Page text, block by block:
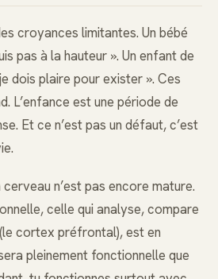
croyances limitantes. Un bébé
pas à la hauteur ». Un enfant de
dois plaire pour exister ». Ces
L’enfance est une période de
Et ce n’est pas un défaut, c’est
n’est pas encore mature.
celle qui analyse, compare
cortex préfrontal), est en
pleinement fonctionnelle que